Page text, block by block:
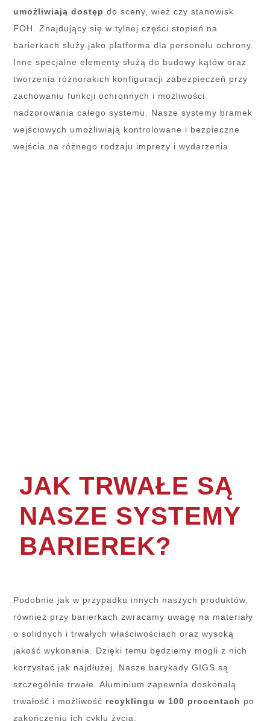
umożliwiają dostęp do sceny, wież czy stanowisk
FOH. Znajdujący się w tylnej części stopień na
barierkach służy jako platforma dla personelu ochrony.
Inne specjalne elementy służą do budowy kątów oraz
tworzenia różnorakich konfiguracji zabezpieczeń przy
zachowaniu funkcji ochronnych i możliwości
nadzorowania całego systemu. Nasze systemy bramek
wejściowych umożliwiają kontrolowane i bezpieczne
wejścia na różnego rodzaju imprezy i wydarzenia.
JAK TRWAŁE SĄ
NASZE SYSTEMY
BARIEREK?
Podobnie jak w przypadku innych naszych produktów,
również przy barierkach zwracamy uwagę na materiały
o solidnych i trwałych właściwościach oraz wysoką
jakość wykonania. Dzięki temu będziemy mogli z nich
korzystać jak najdłużej. Nasze barykady GIGS są
szczególnie trwałe. Aluminium zapewnia doskonałą
trwałość i możliwość recyklingu w 100 procentach po
zakończeniu ich cyklu życia.